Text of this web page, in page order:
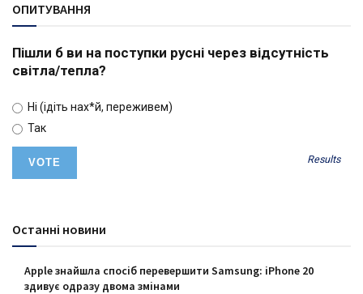
ОПИТУВАННЯ
Пішли б ви на поступки русні через відсутність
світла/тепла?
Ні (ідіть нах*й, переживем)
Так
Results
Останні новини
Apple знайшла спосіб перевершити Samsung: iPhone 20
здивує одразу двома змінами